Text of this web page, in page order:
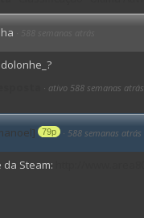
· ativo 588 semanas atrás
79p · 588 semanas atrás
da Steam: